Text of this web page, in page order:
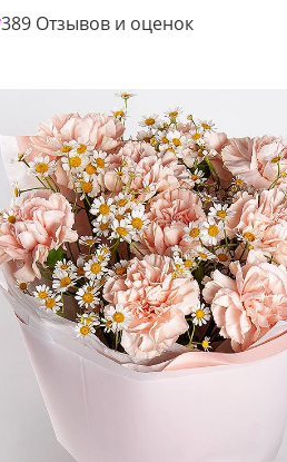
389 Отзывов и оценок